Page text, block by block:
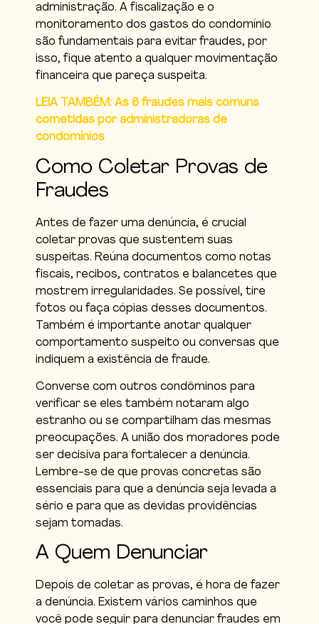
administração. A fiscalização e o
monitoramento dos gastos do condomínio
são fundamentais para evitar fraudes, por
isso, fique atento a qualquer movimentação
financeira que pareça suspeita.
LEIA TAMBÉM: As 6 fraudes mais comuns
cometidas por administradoras de
condomínios
Como Coletar Provas de
Fraudes
Antes de fazer uma denúncia, é crucial
coletar provas que sustentem suas
suspeitas. Reúna documentos como notas
fiscais, recibos, contratos e balancetes que
mostrem irregularidades. Se possível, tire
fotos ou faça cópias desses documentos.
Também é importante anotar qualquer
comportamento suspeito ou conversas que
indiquem a existência de fraude.
Converse com outros condôminos para
verificar se eles também notaram algo
estranho ou se compartilham das mesmas
preocupações. A união dos moradores pode
ser decisiva para fortalecer a denúncia.
Lembre-se de que provas concretas são
essenciais para que a denúncia seja levada a
sério e para que as devidas providências
sejam tomadas.
A Quem Denunciar
Depois de coletar as provas, é hora de fazer
a denúncia. Existem vários caminhos que
você pode seguir para denunciar fraudes em